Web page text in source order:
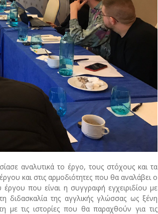
αναλυτικά το έργο, τους στόχους και τα
και στις αρμοδιότητες που θα αναλάβει ο
που είναι η συγγραφή εγχειριδίου με
διδασκαλία της αγγλικής γλώσσας ως ξένη
με τις ιστορίες που θα παραχθούν για τις